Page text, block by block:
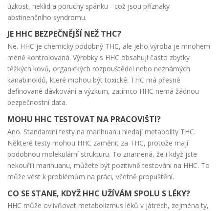
úzkost, neklid a poruchy spánku - což jsou příznaky
abstinenčního syndromu.
JE HHC BEZPEČNĚJŠÍ NEŽ THC?
Ne. HHC je chemicky podobný THC, ale jeho výroba je mnohem
méně kontrolovaná. Výrobky s HHC obsahují často zbytky
těžkých kovů, organických rozpouštědel nebo neznámých
kanabinoidů, které mohou být toxické. THC má přesně
definované dávkování a výzkum, zatímco HHC nemá žádnou
bezpečnostní data.
MOHU HHC TESTOVAT NA PRACOVIŠTI?
Ano. Standardní testy na marihuanu hledají metabolity THC.
Některé testy mohou HHC zaměnit za THC, protože mají
podobnou molekulární strukturu. To znamená, že i když jste
nekouřili marihuanu, můžete být pozitivně testováni na HHC. To
může vést k problémům na práci, včetně propuštění.
CO SE STANE, KDYŽ HHC UŽÍVÁM SPOLU S LÉKY?
HHC může ovlivňovat metabolizmus léků v játrech, zejména ty,